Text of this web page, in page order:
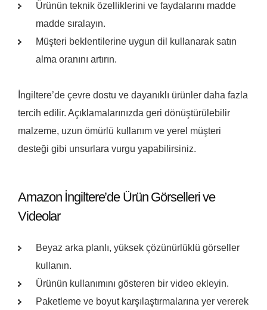
Ürünün teknik özelliklerini ve faydalarını madde
madde sıralayın.
Müşteri beklentilerine uygun dil kullanarak satın
alma oranını artırın.
İngiltere’de çevre dostu ve dayanıklı ürünler daha fazla
tercih edilir. Açıklamalarınızda geri dönüştürülebilir
malzeme, uzun ömürlü kullanım ve yerel müşteri
desteği gibi unsurlara vurgu yapabilirsiniz.
Amazon İngiltere’de Ürün Görselleri ve
Videolar
Beyaz arka planlı, yüksek çözünürlüklü görseller
kullanın.
Ürünün kullanımını gösteren bir video ekleyin.
Paketleme ve boyut karşılaştırmalarına yer vererek